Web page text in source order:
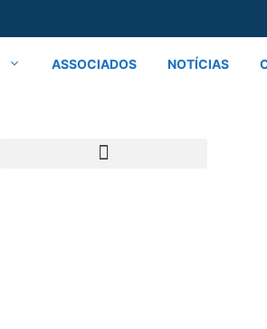
ASSOCIADOS NOTÍCIAS